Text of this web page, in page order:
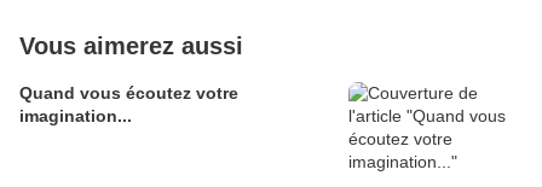
Vous aimerez aussi
Quand vous écoutez votre
imagination...